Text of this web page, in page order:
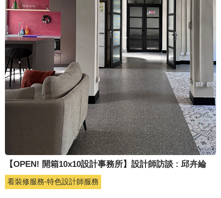
【OPEN! 開箱10x10設計事務所】設計師訪談 : 邱卉綸
看裝修服務-特色設計師服務